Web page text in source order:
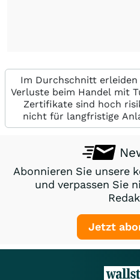
Im Durchschnitt
Verluste beim Handel mit
Zertifikate sind hoch
nicht für langfristige
Abonnieren Sie unsere
und verpassen Sie
Jetzt